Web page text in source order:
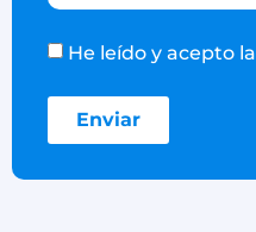
He leído y acepto la
Enviar